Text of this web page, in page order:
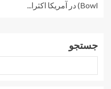
Bowl) در آمریکا اکثرا...
جستجو